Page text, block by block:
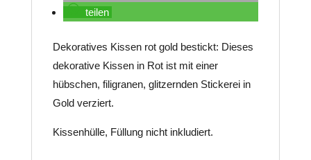
teilen
Dekoratives Kissen rot gold bestickt: Dieses
dekorative Kissen in Rot ist mit einer
hübschen, filigranen, glitzernden Stickerei in
Gold verziert.
Kissenhülle, Füllung nicht inkludiert.